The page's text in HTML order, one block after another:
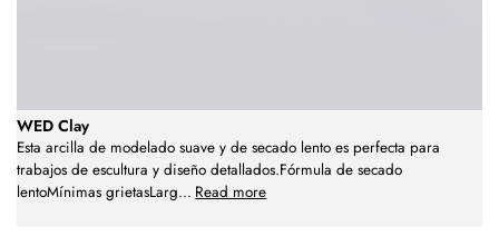
WED Clay
Esta arcilla de modelado suave y de secado lento es perfecta para
trabajos de escultura y diseño detallados.Fórmula de secado
lentoMínimas grietasLarg... Read more